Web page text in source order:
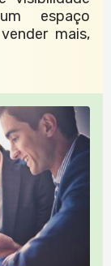
espaço
mais,